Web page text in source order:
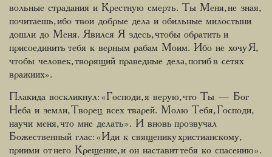
вольные страдания и Крестную смерть. Ты Меня, не зная,
почитаешь, ибо твои добрые дела и обильные милостыни
дошли до Меня. Явился Я здесь, чтобы обратить и
присоединить тебя к верным рабам Моим. Ибо не хочу Я,
чтобы человек, творящий праведные дела, погиб в сетях
вражиих».
Плакида воскликнул: «Господи, я верую, что Ты — Бог
Неба и земли, Творец всех тварей. Молю Тебя, Господи,
научи меня, что мне делать». И вновь прозвучал
Божественный глас: «Иди к священику христианскому,
приими от него Крещение, и он наставит тебя ко спасению».